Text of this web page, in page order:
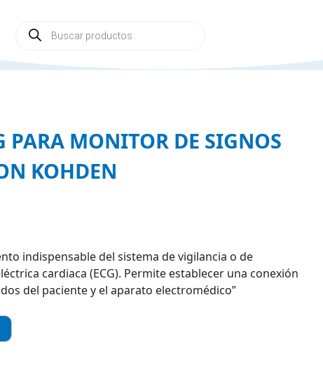
Búsqueda
PARA MONITOR DE SIGNOS
KOHDEN
indispensable del sistema de vigilancia o de
cardiaca (ECG). Permite establecer una conexión
del paciente y el aparato electromédico”